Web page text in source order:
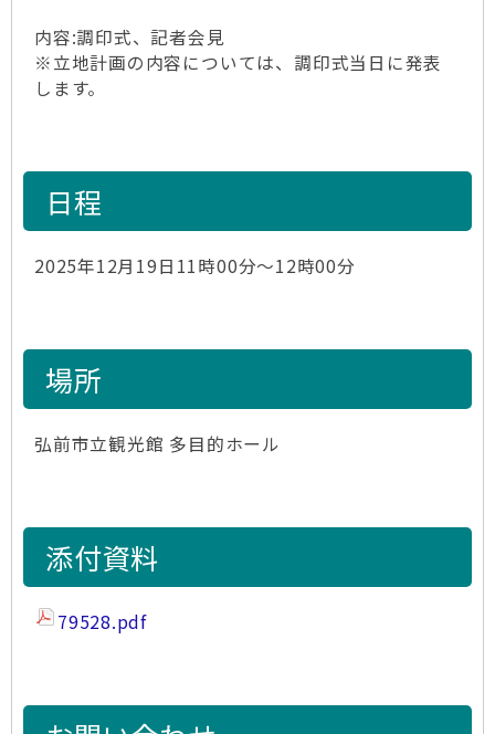
内容:調印式、記者会見
※立地計画の内容については、調印式当日に発表
します。
日程
2025年12月19日11時00分～12時00分
場所
弘前市立観光館 多目的ホール
添付資料
79528.pdf